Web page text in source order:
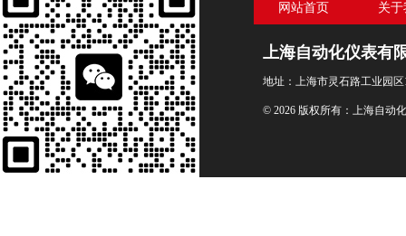
网站首页 关
上海自动化仪表有
地址：上海市灵石路工业园区
© 2026 版权所有：上海自动